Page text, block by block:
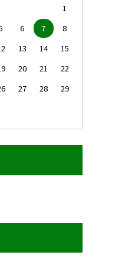
1
6 7
8
13 14
15
20 21
22
27 28
29